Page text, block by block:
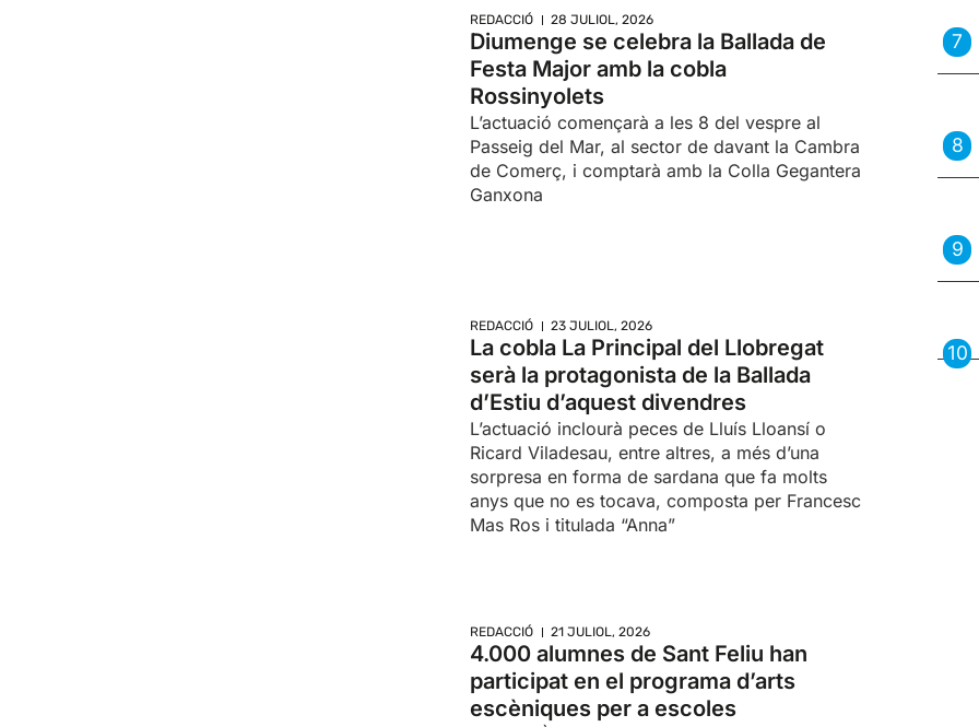
REDACCIÓ 28 JULIOL, 2026
Diumenge se celebra la Ballada de
Festa Major amb la cobla
Rossinyolets
L’actuació començarà a les 8 del vespre al
Passeig del Mar, al sector de davant la Cambra
de Comerç, i comptarà amb la Colla Gegantera
Ganxona
REDACCIÓ 23 JULIOL, 2026
La cobla La Principal del Llobregat
serà la protagonista de la Ballada
d’Estiu d’aquest divendres
L’actuació inclourà peces de Lluís Lloansí o
Ricard Viladesau, entre altres, a més d’una
sorpresa en forma de sardana que fa molts
anys que no es tocava, composta per Francesc
Mas Ros i titulada “Anna”
REDACCIÓ 21 JULIOL, 2026
4.000 alumnes de Sant Feliu han
participat en el programa d’arts
escèniques per a escoles